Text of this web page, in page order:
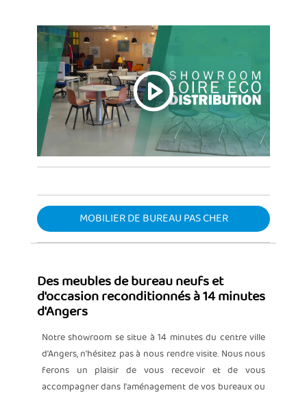
MOBILIER DE BUREAU PAS CHER
Des meubles de bureau neufs et
d'occasion reconditionnés à 14 minutes
d'Angers
Notre showroom se situe à 14 minutes du centre ville
d'Angers, n'hésitez pas à nous rendre visite. Nous nous
ferons un plaisir de vous recevoir et de vous
accompagner dans l'aménagement de vos bureaux ou